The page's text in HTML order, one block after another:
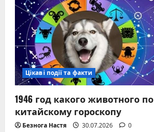
хроника
дуэли
с
Дантесом
и
последние
часы
поэта
Цікаві події та факти
1946 год какого животного по
китайскому гороскопу
Безнога Настя 30.07.2026 0